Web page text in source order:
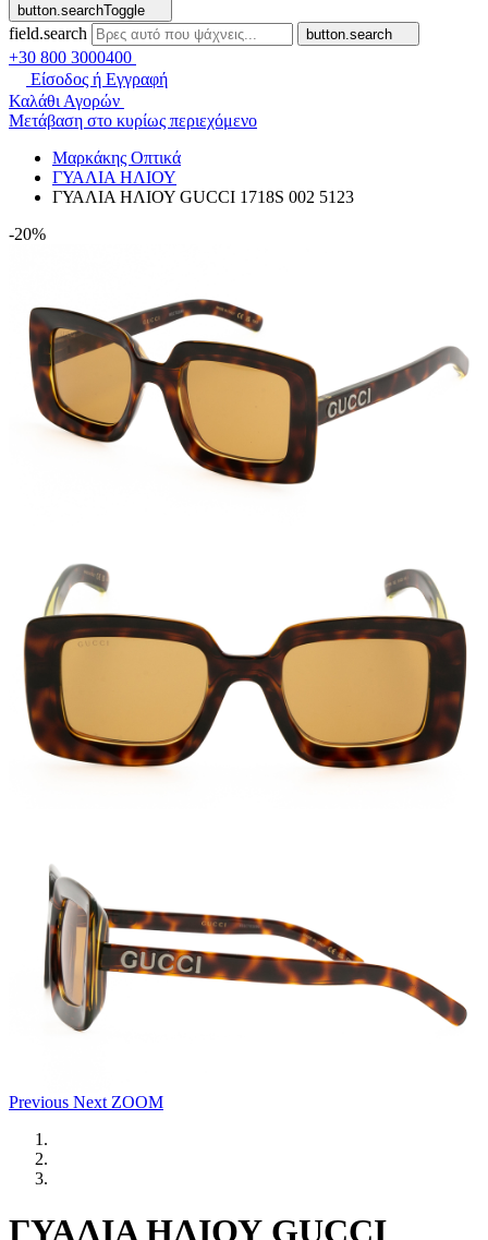
button.searchToggle
field.search button.search
+30 800 3000400
Είσοδος ή Εγγραφή
Καλάθι Αγορών
Μετάβαση στο κυρίως περιεχόμενο
Μαρκάκης Οπτικά
ΓΥΑΛΙΑ ΗΛΙΟΥ
ΓΥΑΛΙΑ ΗΛΙΟΥ GUCCI 1718S 002 5123
-20%
Previous Next ZOOM
ΓΥΑΛΙΑ ΗΛΙΟΥ GUCCI